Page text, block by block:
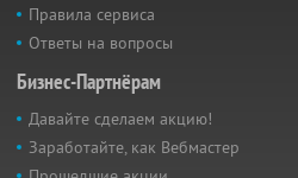
Правила сервиса
Ответы на вопросы
Бизнес-Партнёрам
Давайте сделаем акцию!
Заработайте, как Вебмастер